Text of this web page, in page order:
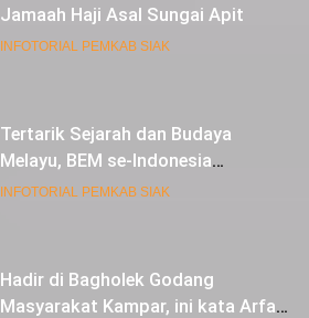
Jamaah Haji Asal Sungai Apit
INFOTORIAL PEMKAB SIAK
Tertarik Sejarah dan Budaya
Melayu, BEM se-Indonesia
Berkunjung ke Kabupaten Siak
INFOTORIAL PEMKAB SIAK
Hadir di Bagholek Godang
Masyarakat Kampar, ini kata Arfan